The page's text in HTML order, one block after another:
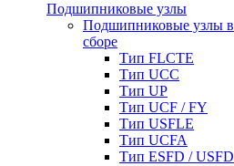
Подшипниковые узлы
Подшипниковые узлы в
сборе
Тип FLCTE
Тип UCC
Тип UP
Тип UCF / FY
Тип USFLE
Тип UCFA
Тип ESFD / USFD